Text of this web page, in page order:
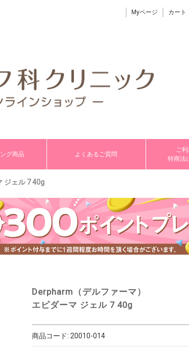
Myページ カート
グ商品 よくあるご質問
ご
特商法
ジェル 7 40g
Derpharm（デルファーマ）
エピダーマ ジェル 7 40g
商品コード: 20010-014